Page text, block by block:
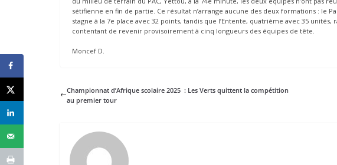
sétifienne en fin de partie. Ce résultat n’arrange aucune des deux formations : le
stagne à la 7e place avec 32 points, tandis que l’Entente, quatrième avec 35
contentant de revenir provisoirement à cinq longueurs des équipes de tête.
Moncef D.
Championnat d’Afrique scolaire 2025 : Les Verts quittent la compétition
au premier tour